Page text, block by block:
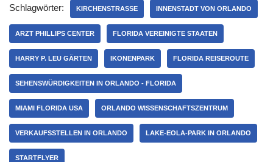
Schlagwörter: KIRCHENSTRASSE INNENSTADT VON ORLANDO
ARZT PHILLIPS CENTER FLORIDA VEREINIGTE STAATEN
HARRY P. LEU GÄRTEN IKONENPARK FLORIDA REISEROUTE
SEHENSWÜRDIGKEITEN IN ORLANDO - FLORIDA
MIAMI FLORIDA USA ORLANDO WISSENSCHAFTSZENTRUM
VERKAUFSSTELLEN IN ORLANDO LAKE-EOLA-PARK IN ORLANDO
STARTFLYER